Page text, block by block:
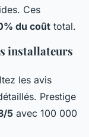
Ces
du coût total.
installateurs
les avis
Prestige
5 avec 100 000